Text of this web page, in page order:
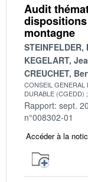
Audit
montagne
KEGELART,
CREUCHET,
CONSEIL GENERAL
DURABLE (CGEDD)
Rapport: sept.
n°008302-01
Accéder à la